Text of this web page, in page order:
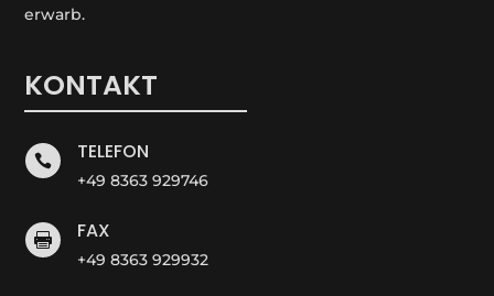
erwarb.
KONTAKT
 TELEFON
+49 8363 929746
 FAX
+49 8363 929932